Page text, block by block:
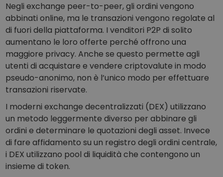
Negli exchange peer-to-peer, gli ordini vengono
abbinati online, ma le transazioni vengono regolate al
di fuori della piattaforma. I venditori P2P di solito
aumentano le loro offerte perché offrono una
maggiore privacy. Anche se questo permette agli
utenti di acquistare e vendere criptovalute in modo
pseudo-anonimo, non è l’unico modo per effettuare
transazioni riservate.
I moderni exchange decentralizzati (DEX) utilizzano
un metodo leggermente diverso per abbinare gli
ordini e determinare le quotazioni degli asset. Invece
di fare affidamento su un registro degli ordini centrale,
i DEX utilizzano pool di liquidità che contengono un
insieme di token.